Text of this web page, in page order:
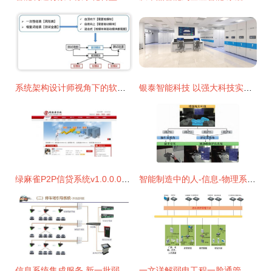
系统架构设计师视角下的软件工程与网络系统工程整合策略 银泰智能科技 以强大科技实力保障档案安全 网络系统工程
绿麻雀P2P信贷系统v1.0.0.0官方版下载与网络系统工程完整指南 智能制造中的人-信息-物理系统协同 人因工程视角下的信息系统集成服务